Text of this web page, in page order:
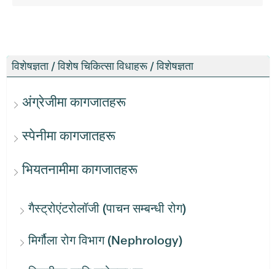
विशेषज्ञता / विशेष चिकित्सा विधाहरू / विशेषज्ञता
अंग्रेजीमा कागजातहरू
स्पेनीमा कागजातहरू
भियतनामीमा कागजातहरू
गैस्ट्रोएंटरोलॉजी (पाचन सम्बन्धी रोग)
मिर्गौला रोग विभाग (Nephrology)